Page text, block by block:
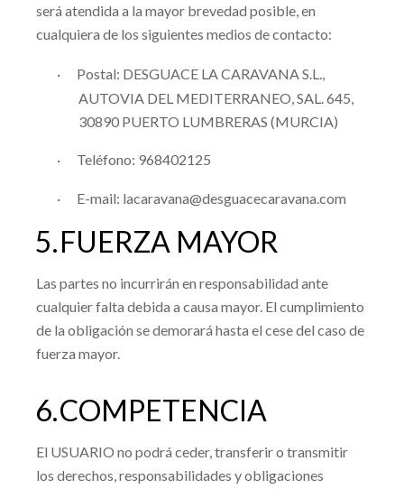
será atendida a la mayor brevedad posible, en
cualquiera de los siguientes medios de contacto:
· Postal: DESGUACE LA CARAVANA S.L.
AUTOVIA DEL MEDITERRANEO, SAL. 645
30890 PUERTO LUMBRERAS (MURCIA)
· Teléfono: 968402125
· E-mail: lacaravana@desguacecaravana.com
5.FUERZA MAYOR
Las partes no incurrirán en responsabilidad ante
cualquier falta debida a causa mayor. El cumplimiento
de la obligación se demorará hasta el cese del caso de
fuerza mayor.
6.COMPETENCIA
El USUARIO no podrá ceder, transferir o transmitir
los derechos, responsabilidades y obligaciones